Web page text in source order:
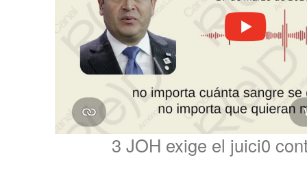
3 JOH exige el juici0